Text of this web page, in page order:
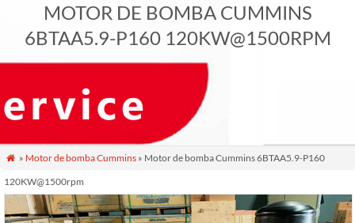
MOTOR DE BOMBA CUMMINS
6BTAA5.9-P160 120KW@1500RPM
 » Motor de bomba Cummins» Motor de bomba Cummins 6BTAA5.9-P160
120KW@1500rpm